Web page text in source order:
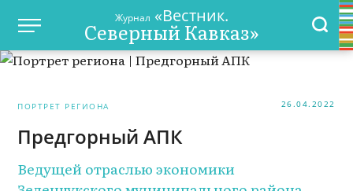
Журнал «Вестник.
Северный Кавказ»
ПОРТРЕТ РЕГИОНА 26.04.2022
Предгорный АПК
Ведущей отраслью экономики